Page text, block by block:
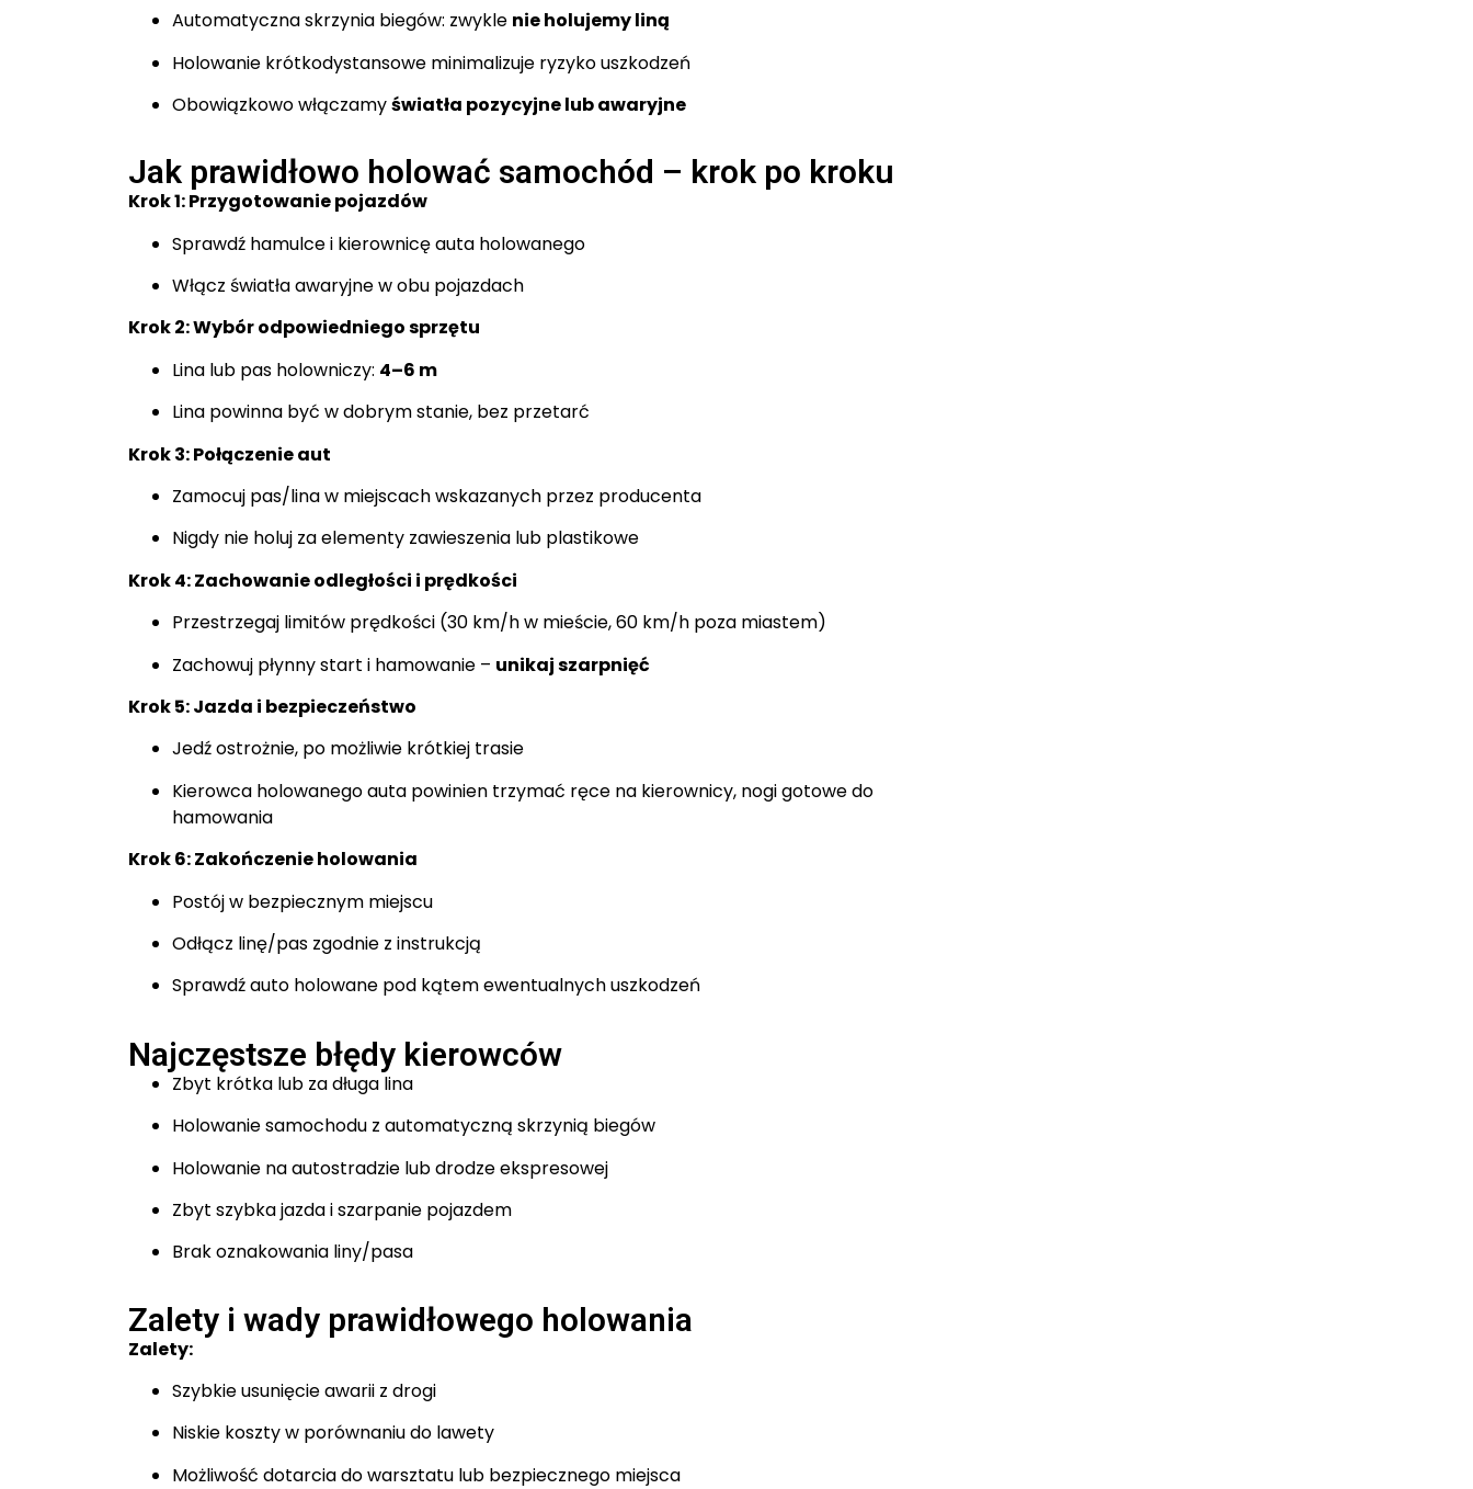
Automatyczna skrzynia biegów: zwykle nie holujemy liną
Holowanie krótkodystansowe minimalizuje ryzyko uszkodzeń
Obowiązkowo włączamyświatła pozycyjne lub awaryjne
Jak prawidłowo holować samochód – krok po kroku
Krok 1: Przygotowanie pojazdów
Sprawdź hamulce i kierownicę auta holowanego
Włącz światła awaryjne w obu pojazdach
Krok 2: Wybór odpowiedniego sprzętu
Lina lub pas holowniczy: 4–6 m
Lina powinna być w dobrym stanie, bez przetarć
Krok 3: Połączenie aut
Zamocuj pas/lina w miejscach wskazanych przez producenta
Nigdy nie holuj za elementy zawieszenia lub plastikowe
Krok 4: Zachowanie odległości i prędkości
Przestrzegaj limitów prędkości (30 km/h w mieście, 60 km/h poza miastem)
Zachowuj płynny start i hamowanie – unikaj szarpnięć
Krok 5: Jazda i bezpieczeństwo
Jedź ostrożnie, po możliwie krótkiej trasie
Kierowca holowanego auta powinien trzymać ręce na kierownicy, nogi gotowe do
hamowania
Krok 6: Zakończenie holowania
Postój w bezpiecznym miejscu
Odłącz linę/pas zgodnie z instrukcją
Sprawdź auto holowane pod kątem ewentualnych uszkodzeń
Najczęstsze błędy kierowców
Zbyt krótka lub za długa lina
Holowanie samochodu z automatyczną skrzynią biegów
Holowanie na autostradzie lub drodze ekspresowej
Zbyt szybka jazda i szarpanie pojazdem
Brak oznakowania liny/pasa
Zalety i wady prawidłowego holowania
Zalety:
Szybkie usunięcie awarii z drogi
Niskie koszty w porównaniu do lawety
Możliwość dotarcia do warsztatu lub bezpiecznego miejsca